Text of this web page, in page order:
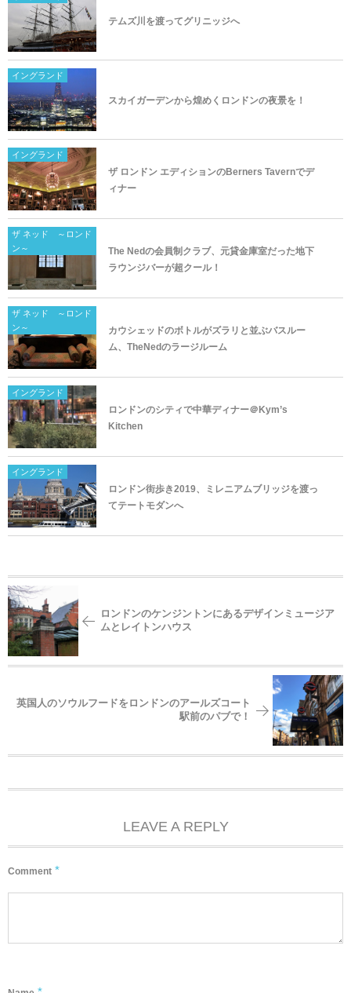
テムズ川を渡ってグリニッジへ
イングランド
スカイガーデンから煌めくロンドンの夜景を！
イングランド
ザ ロンドン エディションのBerners Tavernでデ
ィナー
ザ ネッド ～ロンド
ン～
The Nedの会員制クラブ、元貸金庫室だった地下
ラウンジバーが超クール！
ザ ネッド ～ロンド
ン～
カウシェッドのボトルがズラリと並ぶバスルー
ム、TheNedのラージルーム
イングランド
ロンドンのシティで中華ディナー＠Kym’s
Kitchen
イングランド
ロンドン街歩き2019、ミレニアムブリッジを渡っ
てテートモダンへ
ロンドンのケンジントンにあるデザインミュージア
ムとレイトンハウス
英国人のソウルフードをロンドンのアールズコート
駅前のパブで！
LEAVE A REPLY
Comment *